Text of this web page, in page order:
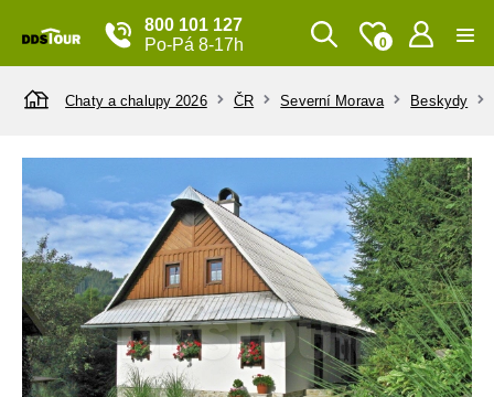
800 101 127
Po-Pá 8-17h
0
Chaty a chalupy 2026 ČR Severní Morava Beskydy